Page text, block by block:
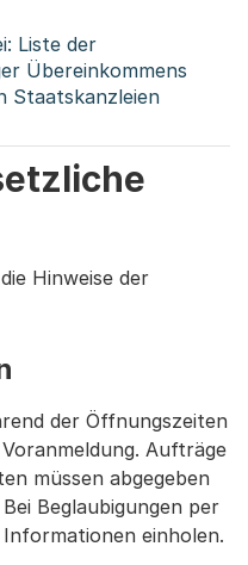
Liste der
Übereinkommens
Staatskanzleien
Hinweise der
der Öffnungszeiten
Aufträge
müssen abgegeben
Beglaubigungen per
einholen.